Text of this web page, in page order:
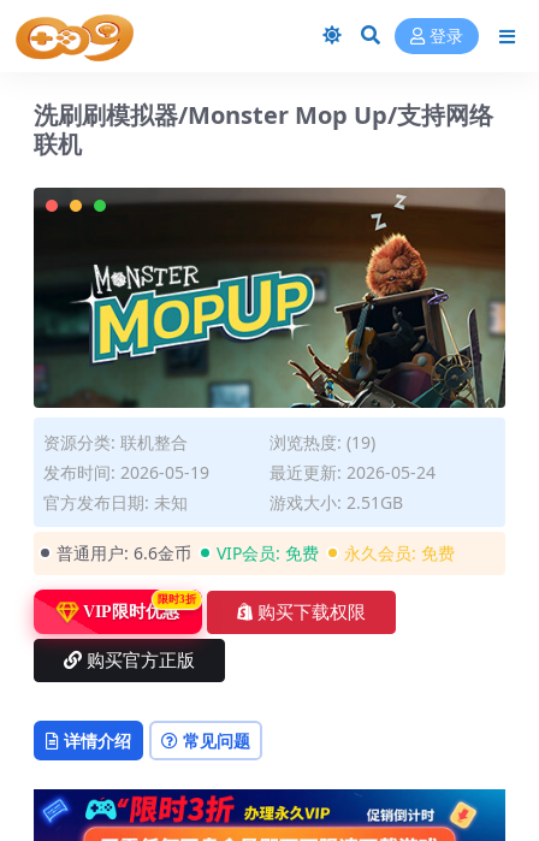
登录
洗刷刷模拟器/Monster Mop Up/支持网络
联机
资源分类: 联机整合
浏览热度: (19)
发布时间: 2026-05-19
最近更新: 2026-05-24
官方发布日期: 未知
游戏大小: 2.51GB
普通用户: 6.6金币 VIP会员: 免费 永久会员: 免费
VIP限时优惠
限时3折
购买下载权限
购买官方正版
详情介绍 常见问题